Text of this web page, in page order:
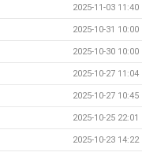
2025-11-03 11:40
2025-10-31 10:00
2025-10-30 10:00
2025-10-27 11:04
2025-10-27 10:45
2025-10-25 22:01
2025-10-23 14:22